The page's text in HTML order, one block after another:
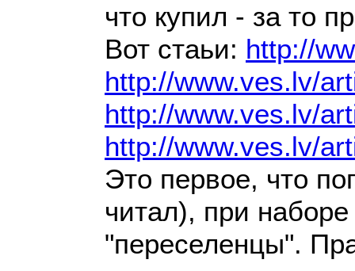
что купил - за то
Вот стаьи: http://
http://www.ves.lv/
http://www.ves.lv/
http://www.ves.lv/
Это первое, что
читал), при
"переселенцы".